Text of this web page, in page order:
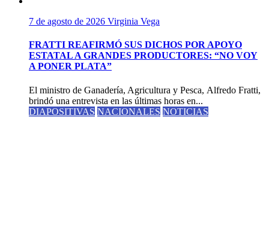
7 de agosto de 2026 Virginia Vega
FRATTI REAFIRMÓ SUS DICHOS POR APOYO
ESTATAL A GRANDES PRODUCTORES: “NO VOY
A PONER PLATA”
El ministro de Ganadería, Agricultura y Pesca, Alfredo Fratti,
brindó una entrevista en las últimas horas en...
DIAPOSITIVAS NACIONALES NOTICIAS